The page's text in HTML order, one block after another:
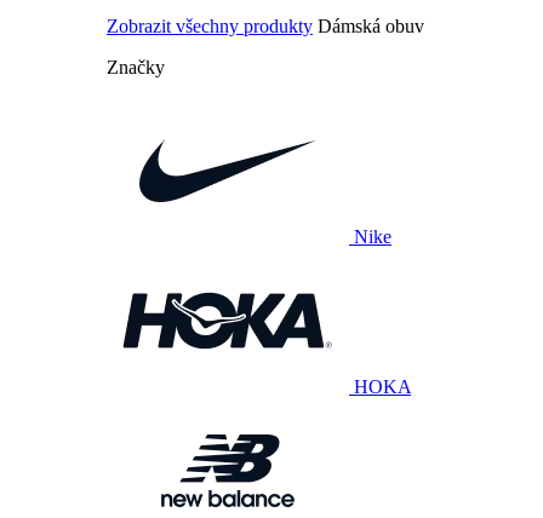
Zobrazit všechny produkty Dámská obuv
Značky
Nike
HOKA